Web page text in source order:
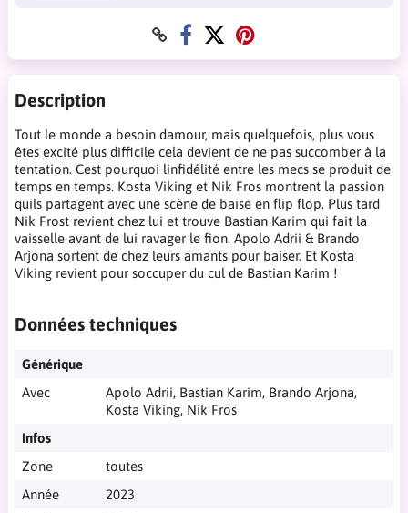
Description
Tout le monde a besoin damour, mais quelquefois, plus vous
êtes excité plus difficile cela devient de ne pas succomber à la
tentation. Cest pourquoi linfidélité entre les mecs se produit de
temps en temps. Kosta Viking et Nik Fros montrent la passion
quils partagent avec une scène de baise en flip flop. Plus tard
Nik Frost revient chez lui et trouve Bastian Karim qui fait la
vaisselle avant de lui ravager le fion. Apolo Adrii & Brando
Arjona sortent de chez leurs amants pour baiser. Et Kosta
Viking revient pour soccuper du cul de Bastian Karim !
Données techniques
Générique
Avec
Apolo Adrii, Bastian Karim, Brando Arjona,
Kosta Viking, Nik Fros
Infos
Zone
toutes
Année
2023